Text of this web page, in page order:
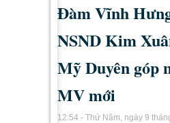
Xem - Nghe - Đọc
Đàm Vĩnh
NSND Kim
Mỹ Duyên góp
MV mới
12:54 - Thứ Năm, ngày 9